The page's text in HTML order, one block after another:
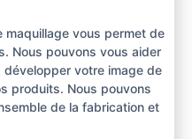
vous permet de
Nous pouvons vous aider
votre image de
produits. Nous pouvons
de la fabrication et